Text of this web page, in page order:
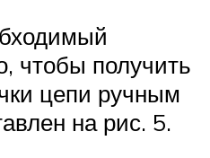
чтобы получить
цепи ручным
на рис. 5.